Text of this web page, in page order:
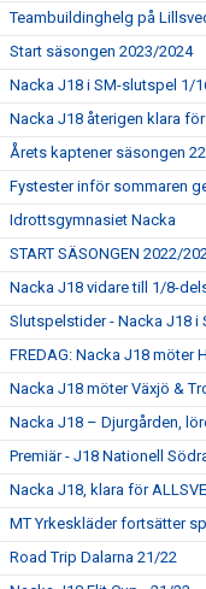
Teambuildinghelg på
Start säsongen 2023/2024
Nacka J18 i SM-slutspel 1/
Nacka J18 återigen klara för
Årets kaptener säsongen
Fystester inför sommaren
Idrottsgymnasiet Nacka
START SÄSONGEN 2022/
Nacka J18 vidare till 1/8-
Slutspelstider - Nacka J18 i
FREDAG: Nacka J18 möter
Nacka J18 möter Växjö &
Nacka J18 – Djurgården,
Premiär - J18 Nationell
Nacka J18, klara för
MT Yrkeskläder fortsätter
Road Trip Dalarna 21/22